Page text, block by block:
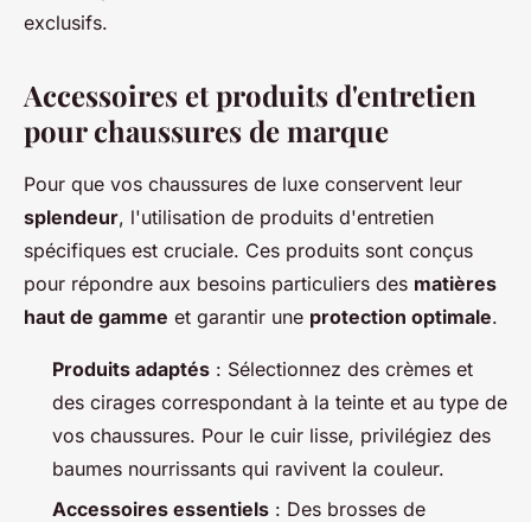
exclusifs.
Accessoires et produits d'entretien
pour chaussures de marque
Pour que vos chaussures de luxe conservent leur
splendeur, l'utilisation de produits d'entretien
spécifiques est cruciale. Ces produits sont conçus
pour répondre aux besoins particuliers des matières
haut de gamme et garantir une protection optimale.
Produits adaptés : Sélectionnez des crèmes et
des cirages correspondant à la teinte et au type de
vos chaussures. Pour le cuir lisse, privilégiez des
baumes nourrissants qui ravivent la couleur.
Accessoires essentiels : Des brosses de